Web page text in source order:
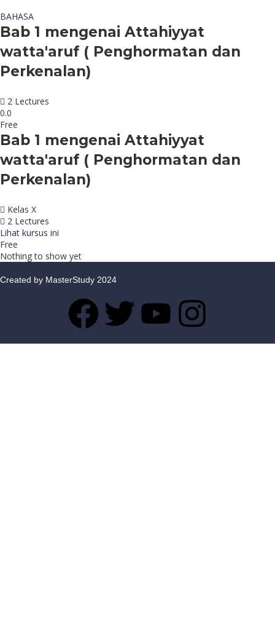
BAHASA
Bab 1 mengenai Attahiyyat
watta'aruf ( Penghormatan dan
Perkenalan)
2 Lectures
0.0
Free
Bab 1 mengenai Attahiyyat
watta'aruf ( Penghormatan dan
Perkenalan)
Kelas X
2 Lectures
Lihat kursus ini
Free
Nothing to show yet
Created by MasterStudy 2024